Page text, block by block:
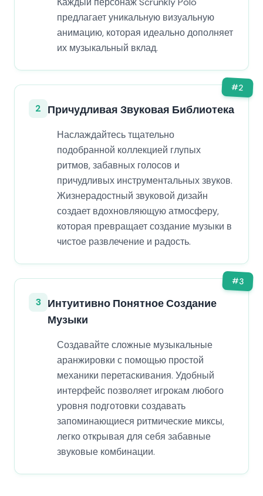
предлагает уникальную визуальную
анимацию, которая идеально дополняет
их музыкальный вклад.
#2
2 Причудливая Звуковая Библиотека
Наслаждайтесь тщательно
подобранной коллекцией глупых
ритмов, забавных голосов и
причудливых инструментальных звуков.
Жизнерадостный звуковой дизайн
создает вдохновляющую атмосферу,
которая превращает создание музыки в
чистое развлечение и радость.
#3
3 Интуитивно Понятное Создание
Музыки
Создавайте сложные музыкальные
аранжировки с помощью простой
механики перетаскивания. Удобный
интерфейс позволяет игрокам любого
уровня подготовки создавать
запоминающиеся ритмические миксы,
легко открывая для себя забавные
звуковые комбинации.